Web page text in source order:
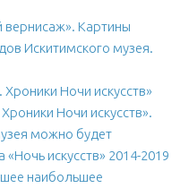
вернисаж». Картины
Искитимского музея.
Ночи искусств»
Ночи искусств».
можно будет
искусств» 2014-2019
наибольшее